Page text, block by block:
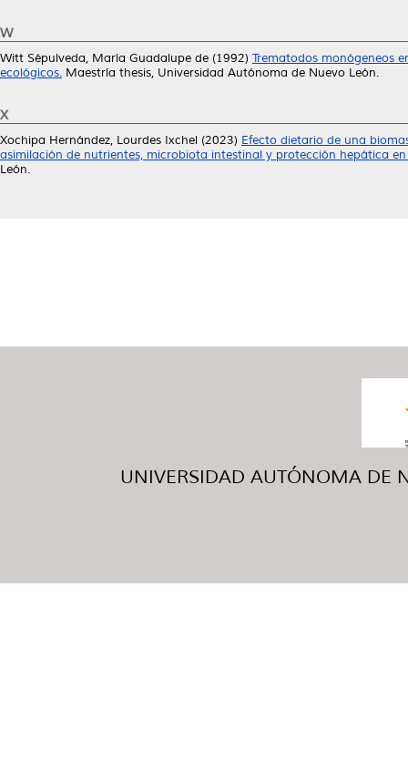
W
Witt Sépulveda, María Guadalupe de (1992) Trematodos monógeneos
ecológicos. Maestría thesis, Universidad Autónoma de Nuevo León.
X
Xochipa Hernández, Lourdes Ixchel (2023) Efecto dietario de una
asimilación de nutrientes, microbiota intestinal y protección hepática
León.
UNIVERSIDAD AUTÓNOMA DE